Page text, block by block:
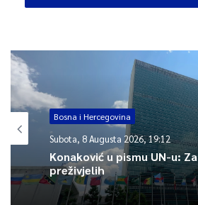
Bosna i Hercegovina
Subota, 8 Augusta 2026, 19:12
Konaković u pismu UN-u:
preživjelih